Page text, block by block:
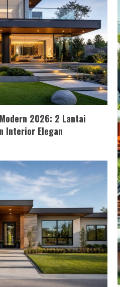
2026: 2 Lantai
Interior Elegan